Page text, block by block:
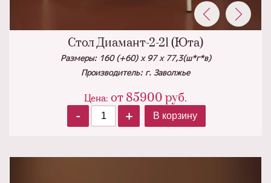
Стол Диамант-2-21 (Юта)
Размеры: 160 (+60) х 97 х 77,3(ш*г*в)
Производитель: г. Заволжье
Цена: от 85900 руб.
-
+ В корзину